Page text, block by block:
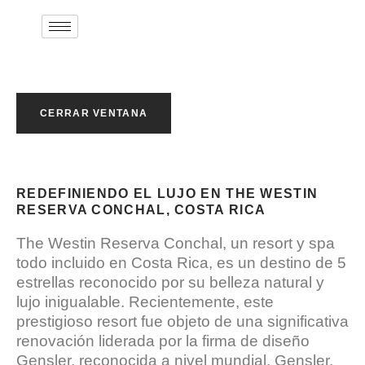
CERRAR VENTANA
REDEFINIENDO EL LUJO EN THE WESTIN
RESERVA CONCHAL, COSTA RICA
The Westin Reserva Conchal, un resort y spa
todo incluido en Costa Rica, es un destino de 5
estrellas reconocido por su belleza natural y
lujo inigualable. Recientemente, este
prestigioso resort fue objeto de una significativa
renovación liderada por la firma de diseño
Gensler, reconocida a nivel mundial. Gensler,